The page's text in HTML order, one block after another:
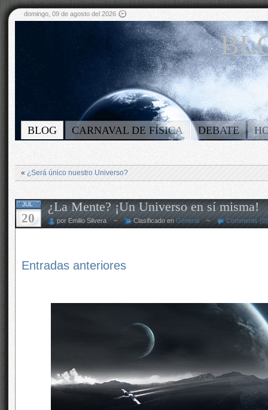
domingo, 09 de agosto del 2026
BLOG CARNAVAL DE FÍSICA DEBATE
« ¿Será único nuestro Universo?
JUL
20
¿La Mente? ¡Un Universo en sí misma!
por Emilio Silvera ~ Clasificado en General ~ Comments (0)
Entradas anteriores